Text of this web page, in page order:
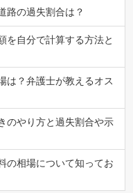
路の過失割合は？
を自分で計算する方法と
は？弁護士が教えるオス
のやり方と過失割合や示
の相場について知ってお